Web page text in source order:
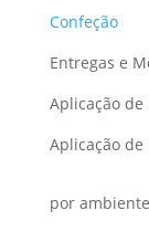
Confeção
Entregas e
Aplicação de
Aplicação
por ambiente